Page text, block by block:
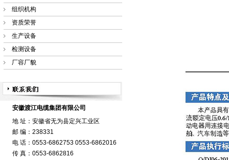
组织机构
资质荣誉
生产设备
检测设备
厂容厂貌
安徽渡江电缆集团有限公司
地 址：安徽省无为县定兴工业区
邮 编：238331
电 话：0553-6862753 0553-6862016
传 真：0553-6862816